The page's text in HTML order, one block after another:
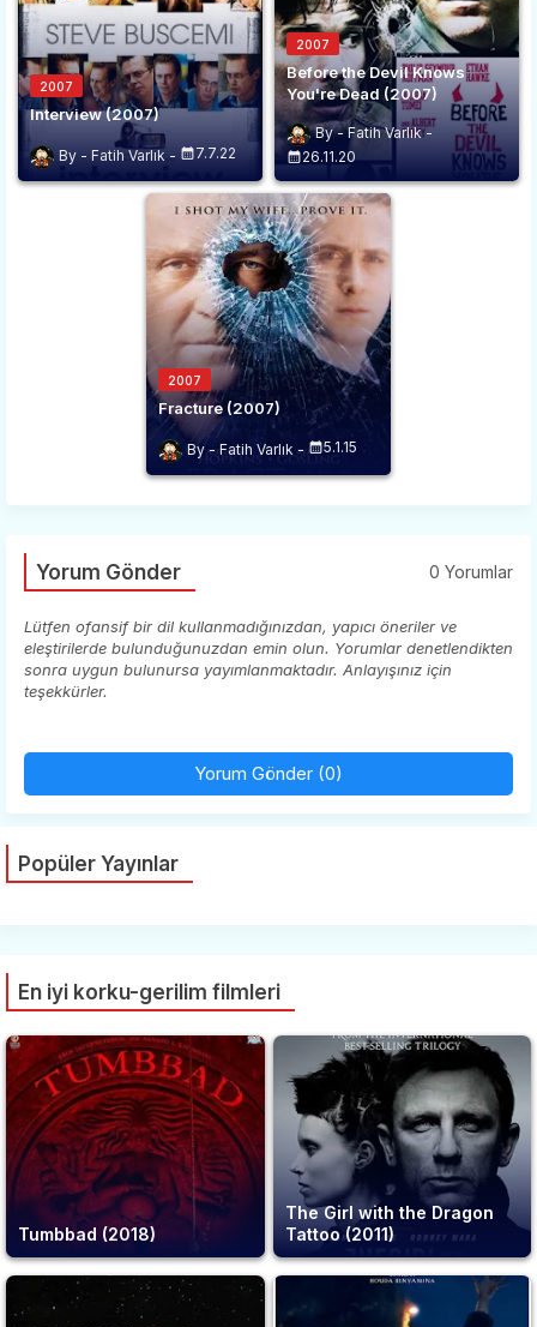
2007
Interview (2007)
Fatih Varlık 7.7.22
2007
Before the Devil Knows
You're Dead (2007)
Fatih Varlık
26.11.20
2007
Fracture (2007)
Fatih Varlık 5.1.15
Yorum Gönder 0 Yorumlar
Lütfen ofansif bir dil kullanmadığınızdan, yapıcı öneriler ve
eleştirilerde bulunduğunuzdan emin olun. Yorumlar denetlendikten
sonra uygun bulunursa yayımlanmaktadır. Anlayışınız için
teşekkürler.
Yorum Gönder (0)
Popüler Yayınlar
En iyi korku-gerilim filmleri
Tumbbad (2018)
The Girl with the Dragon
Tattoo (2011)